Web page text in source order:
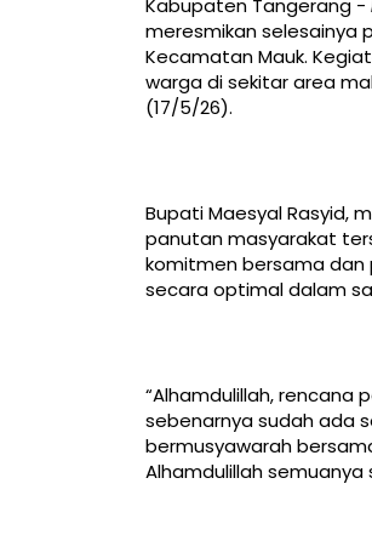
Kabupaten Tangerang -
meresmikan selesainya
Kecamatan Mauk.
warga di sekitar area
(17/5/26).
Bupati Maesyal Rasyid,
panutan masyarakat
komitmen bersama dan
secara optimal dalam
“Alhamdulillah, rencana
sebenarnya sudah ada
bermusyawarah
Alhamdulillah semuanya